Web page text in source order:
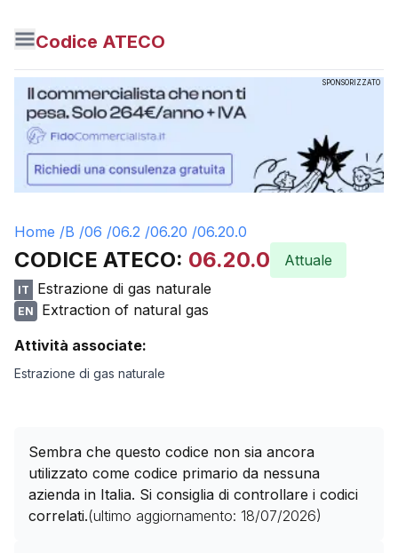
Codice ATECO
SPONSORIZZATO
Home /B /06 /06.2 /06.20 /06.20.0
CODICE ATECO: 06.20.0 Attuale
IT Estrazione di gas naturale
EN
Extraction of natural gas
Attività associate:
Estrazione di gas naturale
Sembra che questo codice non sia ancora
utilizzato come codice primario da nessuna
azienda in Italia. Si consiglia di controllare i codici
correlati.(ultimo aggiornamento: 18/07/2026)